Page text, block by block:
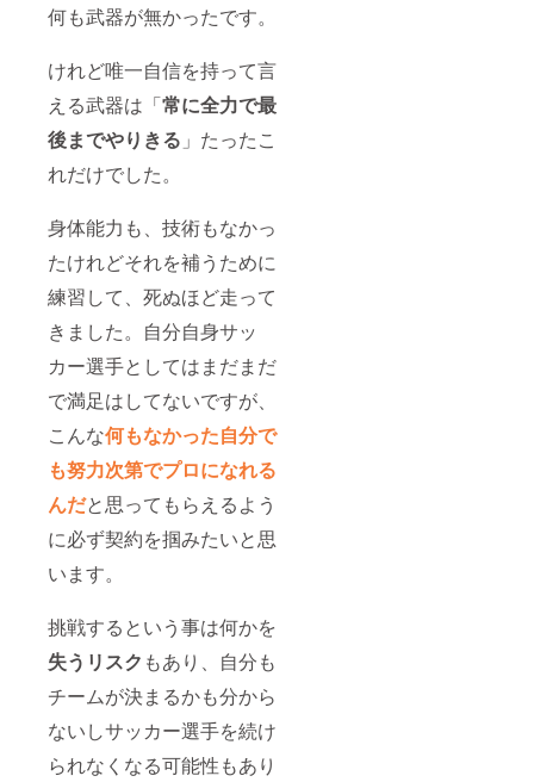
何も武器が無かったです。
けれど唯一自信を持って言
える武器は「常に全力で最
後までやりきる 」たったこ
れだけでした。
身体能力も、技術もなかっ
たけれどそれを補うために
練習して、死ぬほど走って
きました。自分自身サッ
カー選手としてはまだまだ
で満足はしてないですが、
こんな何もなかった自分で
も努力次第でプロになれる
んだと思ってもらえるよう
に必ず契約を掴みたいと思
います。
挑戦するという事は何かを
失うリスク もあり、自分も
チームが決まるかも分から
ないしサッカー選手を続け
られなくなる可能性もあり